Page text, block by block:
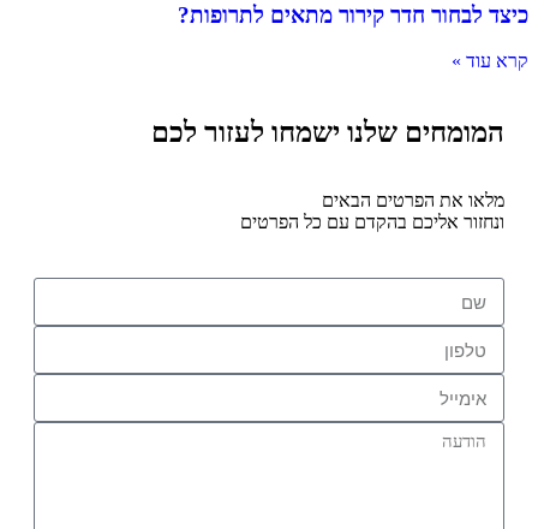
כיצד לבחור חדר קירור מתאים לתרופות?
קרא עוד »
המומחים שלנו ישמחו לעזור לכם
מלאו את הפרטים הבאים
ונחזור אליכם בהקדם עם כל הפרטים